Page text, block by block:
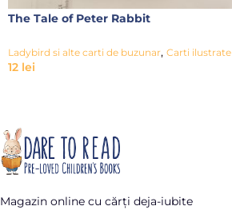
The Tale of Peter Rabbit
Ladybird si alte carti de buzunar, Carti ilustrate
12 lei
Magazin online cu cărți deja-iubite